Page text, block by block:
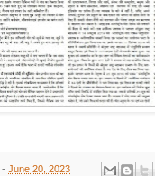
- June 20, 2023